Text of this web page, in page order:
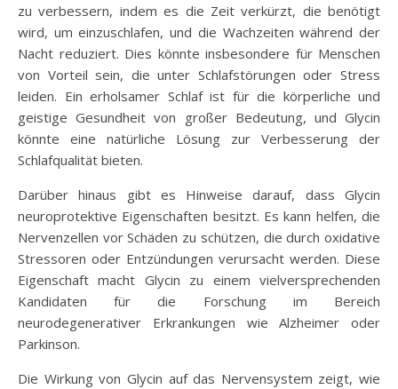
zu verbessern, indem es die Zeit verkürzt, die benötigt
wird, um einzuschlafen, und die Wachzeiten während der
Nacht reduziert. Dies könnte insbesondere für Menschen
von Vorteil sein, die unter Schlafstörungen oder Stress
leiden. Ein erholsamer Schlaf ist für die körperliche und
geistige Gesundheit von großer Bedeutung, und Glycin
könnte eine natürliche Lösung zur Verbesserung der
Schlafqualität bieten.
Darüber hinaus gibt es Hinweise darauf, dass Glycin
neuroprotektive Eigenschaften besitzt. Es kann helfen, die
Nervenzellen vor Schäden zu schützen, die durch oxidative
Stressoren oder Entzündungen verursacht werden. Diese
Eigenschaft macht Glycin zu einem vielversprechenden
Kandidaten für die Forschung im Bereich
neurodegenerativer Erkrankungen wie Alzheimer oder
Parkinson.
Die Wirkung von Glycin auf das Nervensystem zeigt, wie